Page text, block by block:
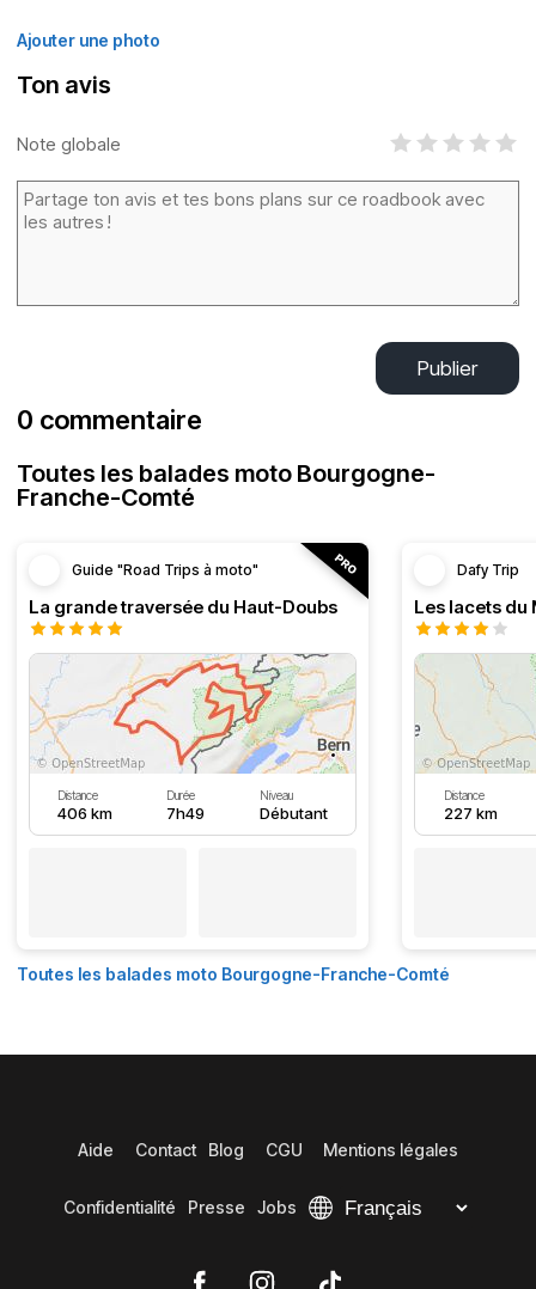
Ajouter une photo
Ton avis
Note globale
Publier
0 commentaire
Toutes les balades moto Bourgogne-
Franche-Comté
Guide "Road Trips à moto"
La grande traversée du Haut-Doubs
Distance
406 km
Durée
7h49
Niveau
Débutant
Dafy Trip
Les lacets du
Distance
227 km
Toutes les balades moto Bourgogne-Franche-Comté
Aide Contact Blog CGU Mentions légales
Confidentialité Presse Jobs